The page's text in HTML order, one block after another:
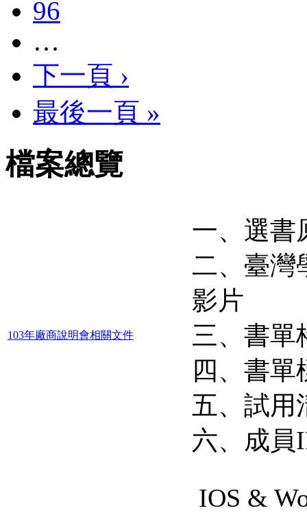
96
…
下一頁 ›
最後一頁 »
檔案總覽
103年廠商說明會相關文件
一、選書
二、臺灣
影片
三、書單
四、書單
五、試用
六、成員
IOS &